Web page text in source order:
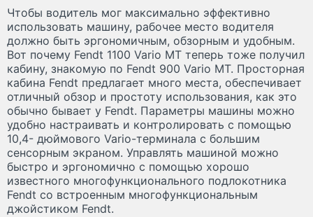
Чтобы водитель мог максимально эффективно
использовать машину, рабочее место водителя
должно быть эргономичным, обзорным и удобным.
Вот почему Fendt 1100 Vario MT теперь тоже получил
кабину, знакомую по Fendt 900 Vario MT. Просторная
кабина Fendt предлагает много места, обеспечивает
отличный обзор и простоту использования, как это
обычно бывает у Fendt. Параметры машины можно
удобно настраивать и контролировать с помощью
10,4- дюймового Vario-терминала с большим
сенсорным экраном. Управлять машиной можно
быстро и эргономично с помощью хорошо
известного многофункционального подлокотника
Fendt со встроенным многофункциональным
джойстиком Fendt.